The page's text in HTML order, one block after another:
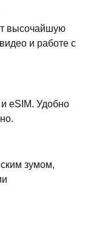
высочайшую
и работе с
eSIM. Удобно
зумом,